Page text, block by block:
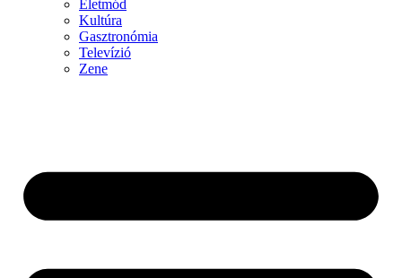
Életmód
Kultúra
Gasztronómia
Televízió
Zene